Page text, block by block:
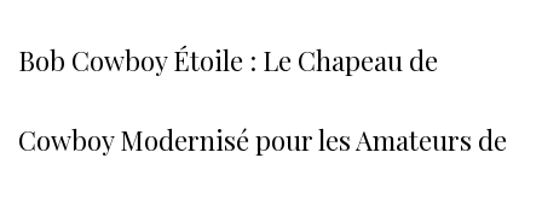
Bob Cowboy Étoile : Le Chapeau de
Cowboy Modernisé pour les Amateurs de